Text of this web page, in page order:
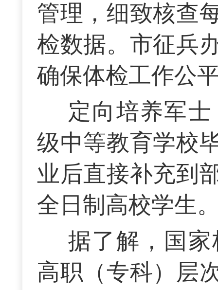
管理，细致核查
检数据。市征兵
确保体检工作公
定向培养军
级中等教育学校
业后直接补充到
全日制高校学生
据了解，国
高职（专科）层